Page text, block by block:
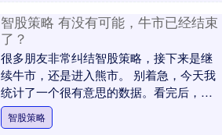
智股策略 有没有可能，牛市已经结束
了？
很多朋友非常纠结智股策略，接下来是继
续牛市，还是进入熊市。 别着急，今天我
统计了一个很有意思的数据。看完后，你
心里就有答案了（如果不想看过程，可以
直接拉到最后看....
智股策略